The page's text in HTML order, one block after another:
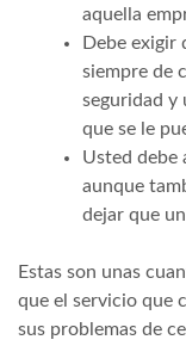
aquella
Debe exigir
siempre de
seguridad y
que se le
Usted debe
aunque
dejar que
Estas son unas
que el servicio que
sus problemas de